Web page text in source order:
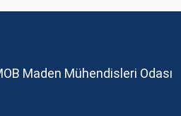
Maden Mühendisleri Odası